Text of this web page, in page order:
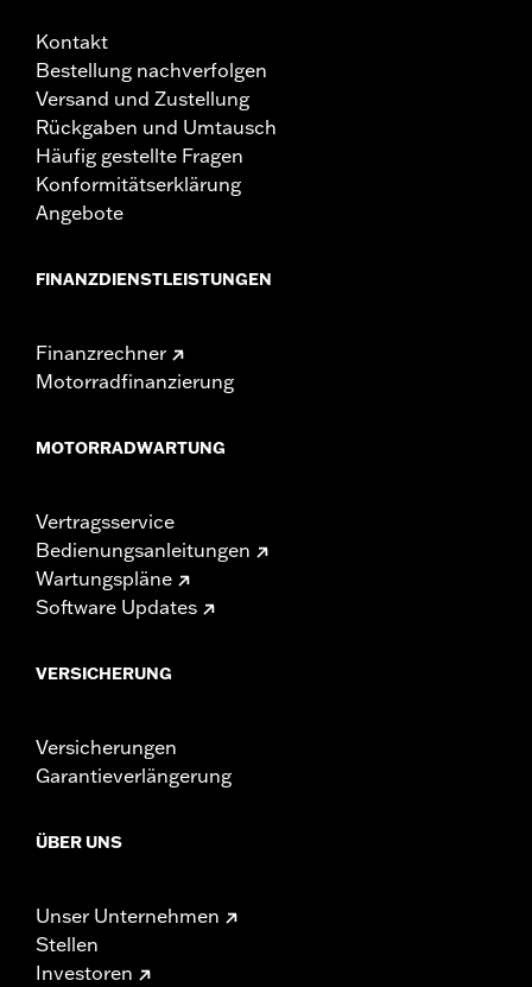
Kontakt
Bestellung nachverfolgen
Versand und Zustellung
Rückgaben und Umtausch
Häufig gestellte Fragen
Konformitätserklärung
Angebote
FINANZDIENSTLEISTUNGEN
Finanzrechner
Motorradfinanzierung
MOTORRADWARTUNG
Vertragsservice
Bedienungsanleitungen
Wartungspläne
Software Updates
VERSICHERUNG
Versicherungen
Garantieverlängerung
ÜBER UNS
Unser Unternehmen
Stellen
Investoren